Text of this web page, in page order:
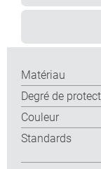
Matériau
Degré de
Couleur
Standards